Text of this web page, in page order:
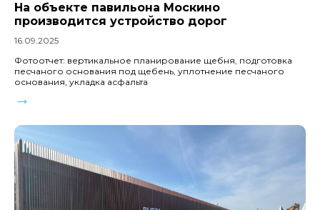
На объекте павильона Москино
производится устройство дорог
16.09.2025
Фотоотчет: вертикальное планирование щебня, подготовка
песчаного основания под щебень, уплотнение песчаного
основания, укладка асфальта
→